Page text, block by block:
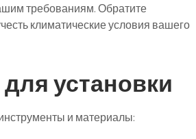
требованиям. Обратите
климатические условия вашего
установки
и материалы: